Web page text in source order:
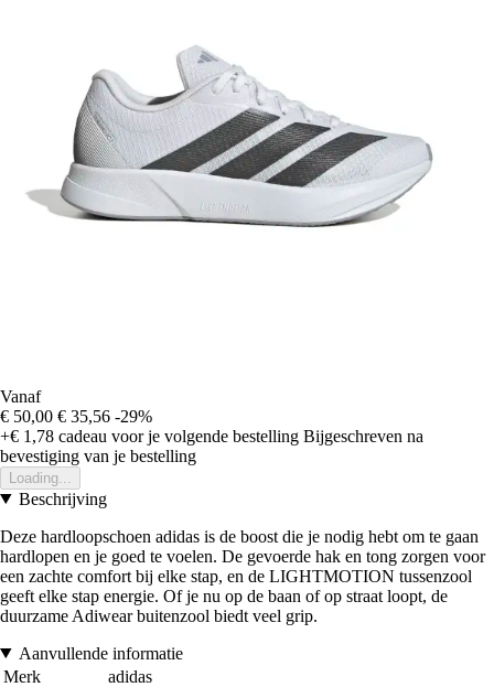
Vanaf
€ 50,00 € 35,56 -29%
+€ 1,78 cadeau voor je volgende bestelling Bijgeschreven na
bevestiging van je bestelling
Loading...
Beschrijving
Deze hardloopschoen adidas is de boost die je nodig hebt om te gaan
hardlopen en je goed te voelen. De gevoerde hak en tong zorgen voor
een zachte comfort bij elke stap, en de LIGHTMOTION tussenzool
geeft elke stap energie. Of je nu op de baan of op straat loopt, de
duurzame Adiwear buitenzool biedt veel grip.
Aanvullende informatie
Merk
adidas